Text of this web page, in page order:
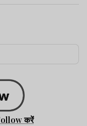
करें